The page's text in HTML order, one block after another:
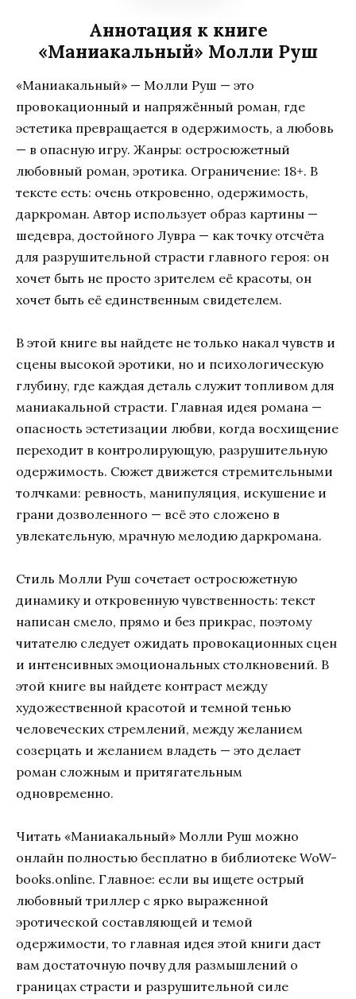
Аннотация к книге
«Маниакальный» Молли Руш
«Маниакальный» — Молли Руш — это
провокационный и напряжённый роман, где
эстетика превращается в одержимость, а любовь
— в опасную игру. Жанры: остросюжетный
любовный роман, эротика. Ограничение: 18+. В
тексте есть: очень откровенно, одержимость,
даркроман. Автор использует образ картины —
шедевра, достойного Лувра — как точку отсчёта
для разрушительной страсти главного героя: он
хочет быть не просто зрителем её красоты, он
хочет быть её единственным свидетелем.
В этой книге вы найдете не только накал чувств и
сцены высокой эротики, но и психологическую
глубину, где каждая деталь служит топливом для
маниакальной страсти. Главная идея романа —
опасность эстетизации любви, когда восхищение
переходит в контролирующую, разрушительную
одержимость. Сюжет движется стремительными
толчками: ревность, манипуляция, искушение и
грани дозволенного — всё это сложено в
увлекательную, мрачную мелодию даркромана.
Стиль Молли Руш сочетает остросюжетную
динамику и откровенную чувственность: текст
написан смело, прямо и без прикрас, поэтому
читателю следует ожидать провокационных сцен
и интенсивных эмоциональных столкновений. В
этой книге вы найдете контраст между
художественной красотой и темной тенью
человеческих стремлений, между желанием
созерцать и желанием владеть — это делает
роман сложным и притягательным
одновременно.
Читать «Маниакальный» Молли Руш можно
онлайн полностью бесплатно в библиотеке WoW-
books.online. Главное: если вы ищете острый
любовный триллер с ярко выраженной
эротической составляющей и темой
одержимости, то главная идея этой книги даст
вам достаточную почву для размышлений о
границах страсти и разрушительной силе